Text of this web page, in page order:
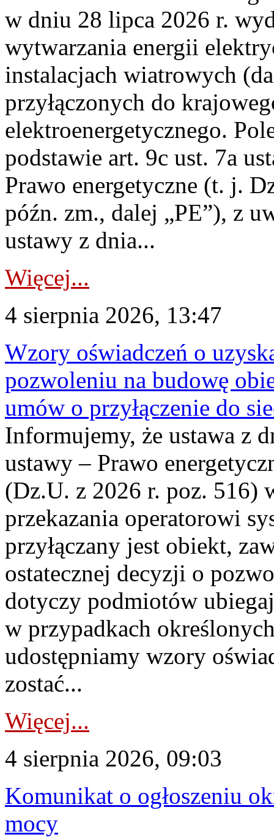
w dniu 28 lipca 2026 r.
wytwarzania energii
instalacjach wiatrowych
przyłączonych do
elektroenergetycznego.
podstawie art. 9c ust. 7a
Prawo energetyczne (t. j.
późn. zm., dalej „PE”), z
ustawy z dnia...
Więcej...
4 sierpnia 2026, 13:47
Wzory oświadczeń o
pozwoleniu na budowę
umów o przyłączenie do
Informujemy, że ustawa z
ustawy – Prawo
(Dz.U. z 2026 r. poz. 516)
przekazania operatorowi
przyłączany jest obiekt,
ostatecznej decyzji o
dotyczy podmiotów
w przypadkach
udostępniamy wzory
zostać...
Więcej...
4 sierpnia 2026, 09:03
Komunikat o ogłoszeniu
mocy